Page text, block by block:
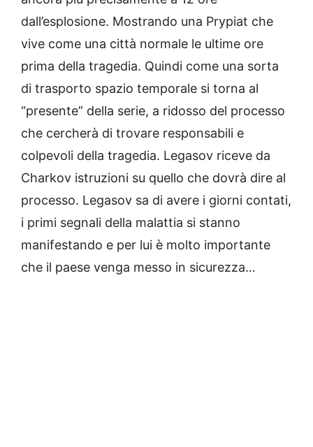
dall’esplosione. Mostrando una Prypiat che
vive come una città normale le ultime ore
prima della tragedia. Quindi come una sorta
di trasporto spazio temporale si torna al
“presente” della serie, a ridosso del processo
che cercherà di trovare responsabili e
colpevoli della tragedia. Legasov riceve da
Charkov istruzioni su quello che dovrà dire al
processo. Legasov sa di avere i giorni contati,
i primi segnali della malattia si stanno
manifestando e per lui è molto importante
che il paese venga messo in sicurezza…